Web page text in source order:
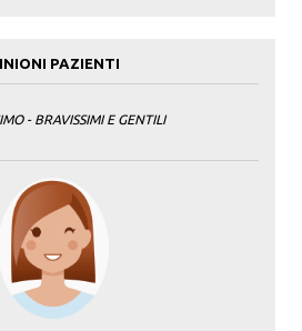
PAZIENTI
- BRAVISSIMI E GENTILI